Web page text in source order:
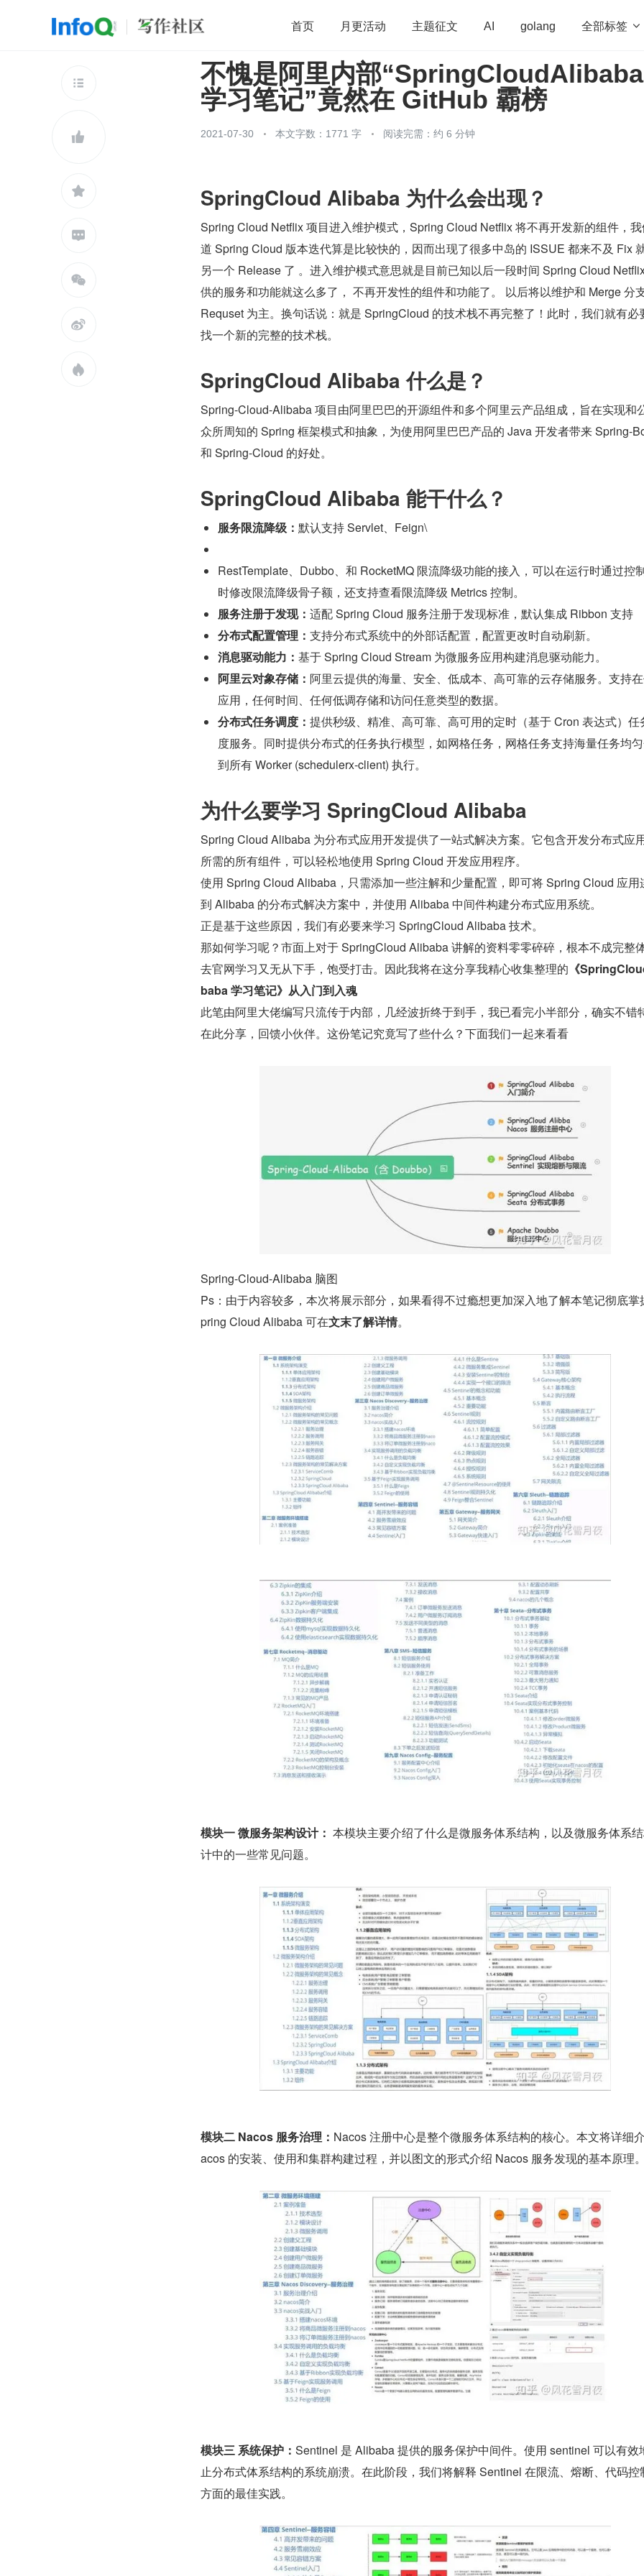
首页 月更活动 主题征文 AI golang 全部标签 
开源 架构 OpenHarmony 算法 学习方法 Web3.0 高
团队管理 程序员 运维 深度思考 低代码
查看更多







不愧是阿里内部“SpringCloudAlibaba
学习笔记”竟然在 GitHub 霸榜
2021-07-30 本文字数：1771 字 阅读完需：约 6 分钟
SpringCloud Alibaba 为什么会出现？
Spring Cloud Netflix 项目进入维护模式，Spring Cloud Netflix 将不再开发新的组件，
道 Spring Cloud 版本迭代算是比较快的，因而出现了很多中岛的 ISSUE 都来不及 Fix
另一个 Release 了 。进入维护模式意思就是目前已知以后一段时间 Spring Cloud
供的服务和功能就这么多了， 不再开发性的组件和功能了。 以后将以维护和 Merge 分
Requset 为主。换句话说：就是 SpringCloud 的技术栈不再完整了！此时，我们就有必
找一个新的完整的技术栈。
SpringCloud Alibaba 什么是？
Spring-Cloud-Alibaba 项目由阿里巴巴的开源组件和多个阿里云产品组成，旨在实现和
众所周知的 Spring 框架模式和抽象，为使用阿里巴巴产品的 Java 开发者带来 Spring-
和 Spring-Cloud 的好处。
SpringCloud Alibaba 能干什么？
服务限流降级： 默认支持 Servlet、Feign\
RestTemplate、Dubbo、和 RocketMQ 限流降级功能的接入，可以在运行时通过控
时修改限流降级骨子额，还支持查看限流降级 Metrics 控制。
服务注册于发现： 适配 Spring Cloud 服务注册于发现标准，默认集成 Ribbon 支持
分布式配置管理： 支持分布式系统中的外部话配置，配置更改时自动刷新。
消息驱动能力： 基于 Spring Cloud Stream 为微服务应用构建消息驱动能力。
阿里云对象存储： 阿里云提供的海量、安全、低成本、高可靠的云存储服务。支持
应用，任何时间、任何低调存储和访问任意类型的数据。
分布式任务调度： 提供秒级、精准、高可靠、高可用的定时（基于 Cron 表达式）任
度服务。同时提供分布式的任务执行模型，如网格任务，网格任务支持海量任务均
到所有 Worker (schedulerx-client) 执行。
为什么要学习 SpringCloud Alibaba
Spring Cloud Alibaba 为分布式应用开发提供了一站式解决方案。它包含开发分布式应
所需的所有组件，可以轻松地使用 Spring Cloud 开发应用程序。
使用 Spring Cloud Alibaba，只需添加一些注解和少量配置，即可将 Spring Cloud 应用
到 Alibaba 的分布式解决方案中，并使用 Alibaba 中间件构建分布式应用系统。
正是基于这些原因，我们有必要来学习 SpringCloud Alibaba 技术。
那如何学习呢？市面上对于 SpringCloud Alibaba 讲解的资料零零碎碎，根本不成完整
去官网学习又无从下手，饱受打击。因此我将在这分享我精心收集整理的 《
baba 学习笔记》从入门到入魂
此笔由阿里大佬编写只流传于内部，几经波折终于到手，我已看完小半部分，确实不错
在此分享，回馈小伙伴。这份笔记究竟写了些什么？下面我们一起来看看
Spring-Cloud-Alibaba 脑图
Ps：由于内容较多，本次将展示部分，如果看得不过瘾想更加深入地了解本笔记彻底掌
pring Cloud Alibaba 可在文末了解详情。
模块一 微服务架构设计： 本模块主要介绍了什么是微服务体系结构，以及微服务体系
计中的一些常见问题。
模块二 Nacos 服务治理： Nacos 注册中心是整个微服务体系结构的核心。本文将详细
acos 的安装、使用和集群构建过程，并以图文的形式介绍 Nacos 服务发现的基本原理
模块三 系统保护： Sentinel 是 Alibaba 提供的服务保护中间件。使用 sentinel 可以有效
止分布式体系结构的系统崩溃。在此阶段，我们将解释 Sentinel 在限流、熔断、代码控
方面的最佳实践。